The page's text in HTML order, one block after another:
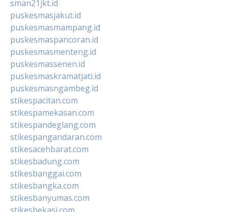
sman21jkt.id
puskesmasjakut.id
puskesmasmampang.id
puskesmaspancoran.id
puskesmasmenteng.id
puskesmassenen.id
puskesmaskramatjati.id
puskesmasngambeg.id
stikespacitan.com
stikespamekasan.com
stikespandeglang.com
stikespangandaran.com
stikesacehbarat.com
stikesbadung.com
stikesbanggai.com
stikesbangka.com
stikesbanyumas.com
stikesbekasi.com